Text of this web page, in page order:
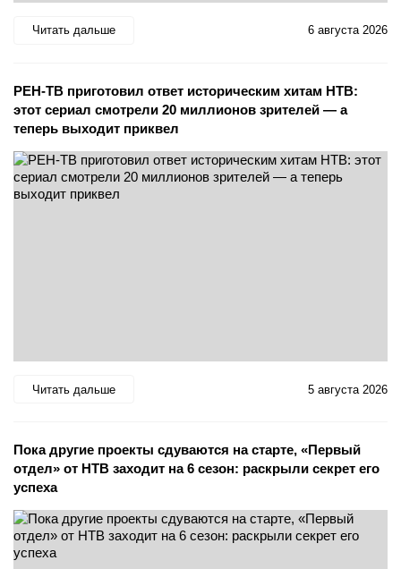
Читать дальше 6 августа 2026
РЕН-ТВ приготовил ответ историческим хитам НТВ:
этот сериал смотрели 20 миллионов зрителей — а
теперь выходит приквел
Читать дальше 5 августа 2026
Пока другие проекты сдуваются на старте, «Первый
отдел» от НТВ заходит на 6 сезон: раскрыли секрет его
успеха